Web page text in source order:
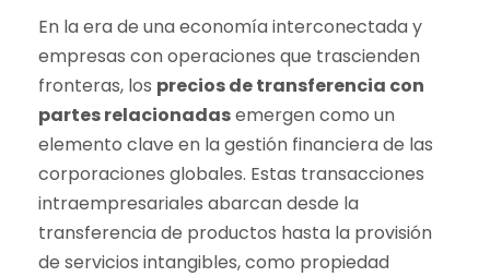
En la era de una economía interconectada y
empresas con operaciones que trascienden
fronteras, los precios de transferencia con
partes relacionadasemergen como un
elemento clave en la gestión financiera de las
corporaciones globales. Estas transacciones
intraempresariales abarcan desde la
transferencia de productos hasta la provisión
de servicios intangibles, como propiedad